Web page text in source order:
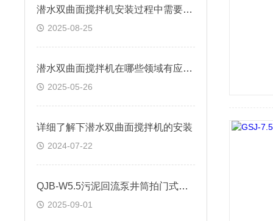
潜水双曲面搅拌机安装过程中需要重点关注的各项要求
2025-08-25
潜水双曲面搅拌机在哪些领域有应用前景
2025-05-26
详细了解下潜水双曲面搅拌机的安装
2024-07-22
QJB-W5.5污泥回流泵井筒拍门式安装
2025-09-01